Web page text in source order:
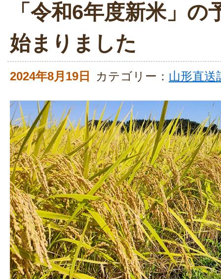
「令和6年度新米」の
始まりました
2024年8月19日 カテゴリー： 山形直